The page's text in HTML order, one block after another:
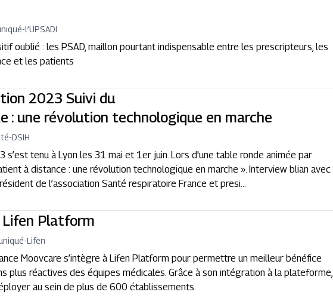
-l’UPSADI
oublié : les PSAD, maillon pourtant indispensable entre les prescripteurs, les
et les patients
2023 Suivi du
: une révolution technologique en marche
-DSIH
s’est tenu à Lyon les 31 mai et 1er juin. Lors d'une table ronde animée par
à distance : une révolution technologique en marche ». Interview blian avec
de l’association Santé respiratoire France et presi...
Platform
-Lifen
Moovcare s’intègre à Lifen Platform pour permettre un meilleur bénéfice
plus réactives des équipes médicales. Grâce à son intégration à la plateforme,
au sein de plus de 600 établissements.